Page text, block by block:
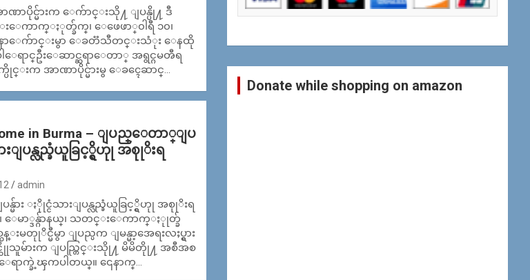
ဏာပိုင္မ်ားက ေက်ာင္းသို႔ ျပန္ပို႔ ဒီ
ကာက္ႏုတ္ခ်က္၊ ေဖေဖာ္၀ါရီ ၁၀၊
ပႆနာေက်ာင္းမွာ ေခတၱသီတင္းသံုး ေနထို
ေရာင္ဦးေဆာင္ဆရာေတာ္ အရွင္ဂမၻီရ
ပိုင္းက အာဏာပိုင္မ်ားမွ ေခၚေဆာင္…
in Burma – ျပည္ေတာ္ျပ
ားျပန္လည္ခံယူခြင့္ရွိဟုု အစုုိးရ
admin
ား ႏိုုင္ငံသားျပန္လည္ခံယူခြင့္ရွိဟုု အစုုိးရ
၊ ေမာ္ဒန္ဂ်ာနယ္၊ သတင္းေကာက္ႏုုတ္ခ်
းမတုုိင္မီမွာ ျပည္ပက ျမန္မာ့အေရးလႈပ္ရွား
ဆိုုသူမ်ားက ျပည္တြင္းသိုု႔ မိမိတိုု႔ အစီအစ
ေရာက္ခဲ့ၾကပါတယ္။ ၎ေနာက္…
Donate while shopping on amazon